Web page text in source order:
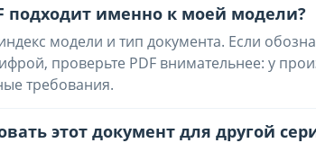
подходит именно к моей модели?
модели и тип документа. Если
проверьте PDF внимательнее: у
требования.
этот документ для другой